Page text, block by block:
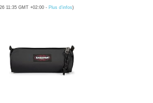
11:35 GMT +02:00 - Plus d’infos)